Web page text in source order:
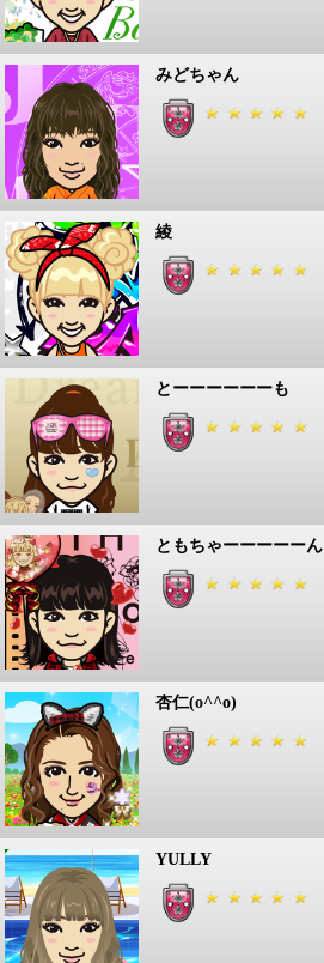
みどちゃん
綾
とーーーーーーも
ともちゃーーーーーん
杏仁(o^^o)
YULLY